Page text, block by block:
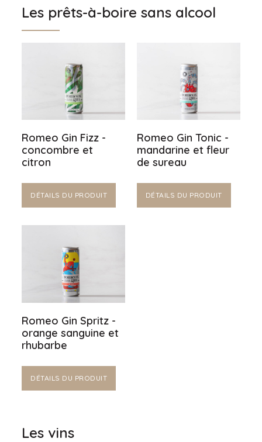
Les prêts-à-boire sans alcool
Romeo Gin Fizz -
concombre et
citron
DÉTAILS DU PRODUIT
Romeo Gin Tonic -
mandarine et fleur
de sureau
DÉTAILS DU PRODUIT
Romeo Gin Spritz -
orange sanguine et
rhubarbe
DÉTAILS DU PRODUIT
Les vins